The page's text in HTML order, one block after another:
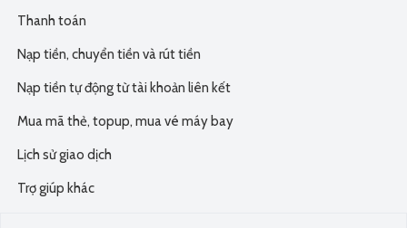
Thanh toán
Nạp tiền, chuyển tiền và rút tiền
Nạp tiền tự động từ tài khoản liên kết
Mua mã thẻ, topup, mua vé máy bay
Lịch sử giao dịch
Trợ giúp khác